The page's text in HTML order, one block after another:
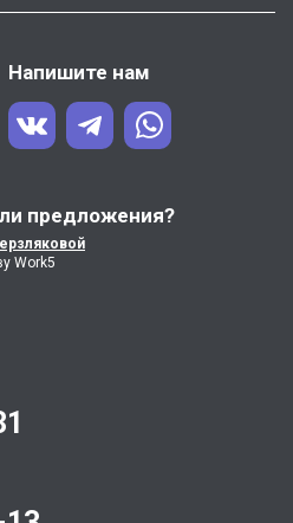
Напишите нам
предложения?
Work5